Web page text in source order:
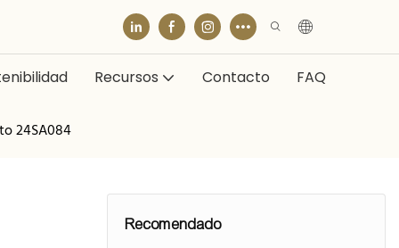
Recursos Contacto FAQ
24SA084
Recomendado